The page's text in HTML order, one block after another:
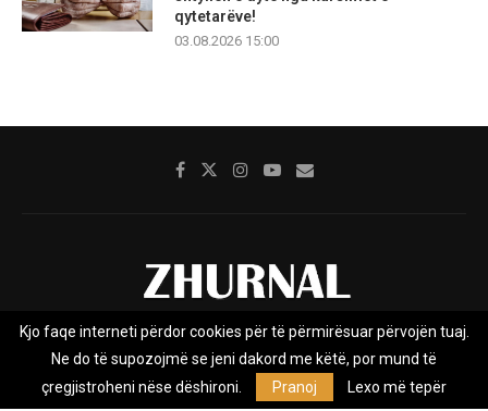
qytetarëve!
03.08.2026 15:00
Rreth nesh Impresumi Marketing
Privacy Policy
Kjo faqe interneti përdor cookies për të përmirësuar përvojën tuaj.
Ne do të supozojmë se jeni dakord me këtë, por mund të
çregjistroheni nëse dëshironi.
Pranoj Lexo më tepër